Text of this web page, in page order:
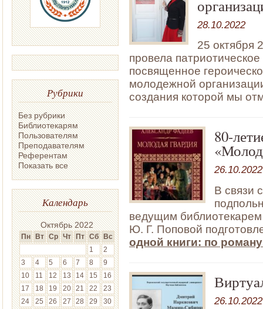
Рубрики
Без рубрики
Библиотекарям
Пользователям
Преподавателям
Референтам
Показать все
Календарь
Октябрь 2022
Пн Вт Ср Чт Пт Сб Вс
1
2
3
4 5 6 7 8
9
10
11 12 13 14 15
16
17
18 19 20 21 22
23
24
25 26 27 28 29
30
28.10.2022
25 октября
провела
посвященное
молодежной
создания которой мы
80-
26.10.2022
В связи
ведущим
Ю. Г. Поповой
одной книги: по
26.10.2022